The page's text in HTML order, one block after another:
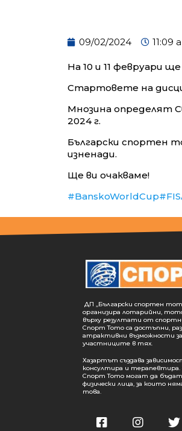
09/02/2024 11:09
На 10 и 11 февруари
Стартовете на
Мнозина определят
2024 г.
Български спортен
изненади.
Ще ви очакваме!
#BanskoWorldCup
ДП „Български спортен
организира лотарийни,
върху резултати от
Спорт Тото са достъпни,
атрактивни възможности за
участниците в тях.
Хазартът създава
консултира и
Спорт Тото могат да бъдат
физически лица, за които
това.